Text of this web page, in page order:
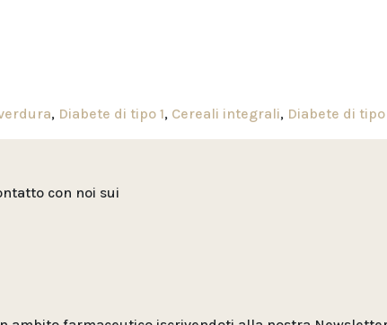
, Diabete di tipo 1, Cereali integrali, Diabete di
con noi sui